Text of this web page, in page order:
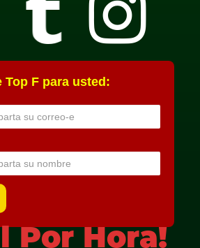
Top F para usted:
Por Hora!